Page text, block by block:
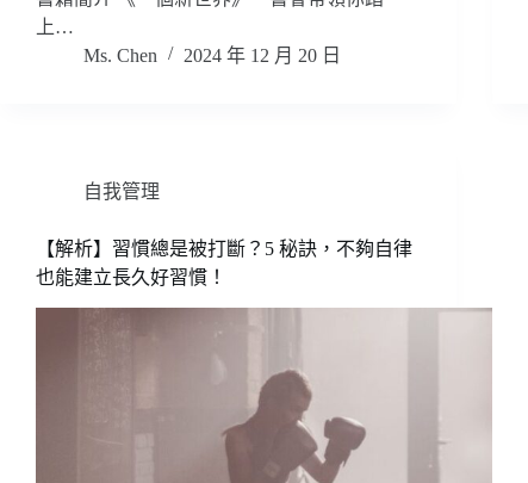
上…
Ms. Chen
2024 年 12 月 20 日
自我管理
【解析】習慣總是被打斷？5 秘訣，不夠自律
也能建立長久好習慣！